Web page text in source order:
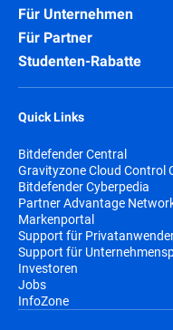
Für Unternehmen
Für Partner
Studenten-Rabatte
Quick Links
Bitdefender Central
Gravityzone Cloud Control
Bitdefender Cyberpedia
Partner Advantage
Markenportal
Support für
Support für
Investoren
Jobs
InfoZone